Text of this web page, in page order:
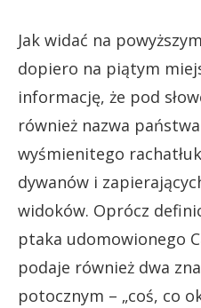
Jak widać na
dopiero na piątym
informację, że pod
również nazwa państwa
wyśmienitego
dywanów i
widoków. Oprócz
ptaka udomowionego
podaje również dwa
potocznym – „coś, co